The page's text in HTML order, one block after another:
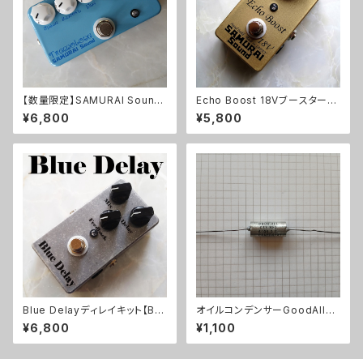
【数量限定】SAMURAI Sound
Tremoloneキット
¥6,800
Echo Boost 18Vブースターキ
ット【BASIC KIT】
¥5,800
Blue Delayディレイキット【BA
SIC KIT】
¥6,800
オイルコンデンサーGoodAll
0.033uF【在庫限り】
¥1,100